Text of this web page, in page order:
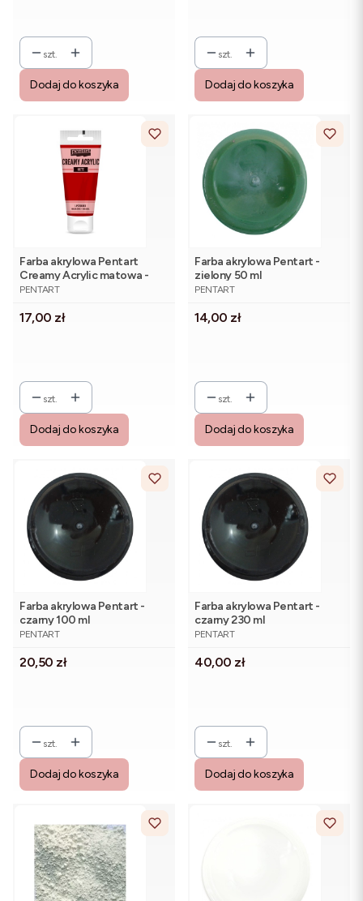
szt.
Dodaj do koszyka
szt.
Dodaj do koszyka
Farba akrylowa Pentart
Creamy Acrylic matowa -
szminka 60 ml
PRODUCENT
PENTART
Cena
17,00 zł
szt.
Dodaj do koszyka
Farba akrylowa Pentart -
zielony 50 ml
PRODUCENT
PENTART
Cena
14,00 zł
szt.
Dodaj do koszyka
Farba akrylowa Pentart -
czarny 100 ml
PRODUCENT
PENTART
Cena
20,50 zł
szt.
Dodaj do koszyka
Farba akrylowa Pentart -
czarny 230 ml
PRODUCENT
PENTART
Cena
40,00 zł
szt.
Dodaj do koszyka